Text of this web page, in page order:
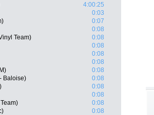
4:00:25
0:03
0:07
0:08
Team)
0:08
0:08
0:08
0:08
0:08
Baloise)
0:08
0:08
0:08
0:08
0:08